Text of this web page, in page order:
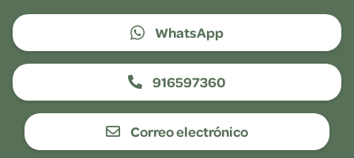
WhatsApp
916597360
Correo electrónico